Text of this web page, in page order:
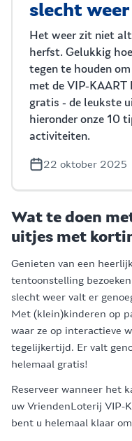
slecht weer
Het weer zit niet
herfst. Gelukkig
tegen te houden
met de VIP-
gratis - de leukste
hieronder onze 10
activiteiten.
22 oktober 2025
Wat te doen
uitjes met
Genieten van een
tentoonstelling
slecht weer valt er
Met (klein)kinderen op
waar ze op interactieve
tegelijkertijd. Er valt
helemaal gratis!
Reserveer wanneer het
uw VriendenLoterij VIP-
bent u helemaal klaar